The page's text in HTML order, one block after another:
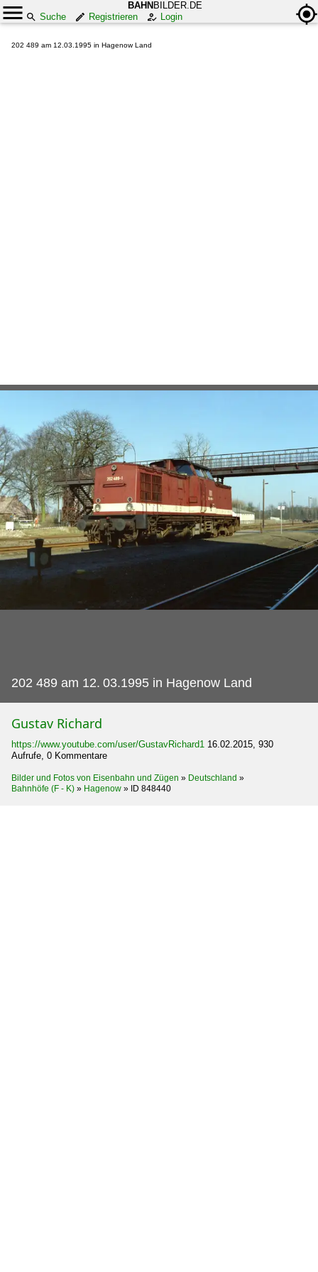
BAHN BILDER.DE
Suche
Registrieren Login
202 489 am 12.03.1995 in Hagenow Land
202 489 am 12. 03.1995 in Hagenow Land
Gustav Richard
https://www.youtube.com/user/GustavRichard1 16.02.2015, 930
Aufrufe, 0 Kommentare
Bilder und Fotos von Eisenbahn und Zügen » Deutschland »
Bahnhöfe (F - K) » Hagenow » ID 848440